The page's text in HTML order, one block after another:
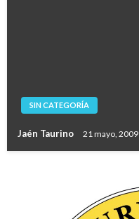
SIN CATEGORÍA
Jaén Taurino 21 mayo, 2009